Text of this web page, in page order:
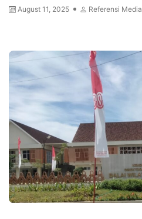
August 11, 2025 Referensi Media